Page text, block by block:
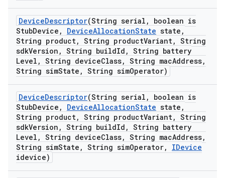
DeviceDescriptor(String serial ,
boolean is
StubDevice , DeviceAllocationState state ,
String product, String productVariant, String
sdkVersion , String buildId , String battery
Level , String deviceClass, String macAddress,
String simState , String simOperator)
DeviceDescriptor(String serial ,
boolean is
StubDevice , DeviceAllocationState state ,
String product, String productVariant, String
sdkVersion , String buildId , String battery
Level , String deviceClass, String macAddress,
String simState , String simOperator,
IDevice
idevice)